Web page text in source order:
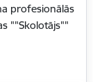
profesionālās
""Skolotājs""